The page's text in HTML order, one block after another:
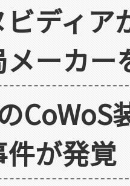
ディア
ーカー
が発覚